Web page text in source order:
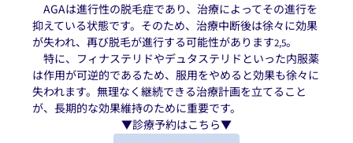
AGAは進行性の脱毛症であり、治療によってその進行を
抑えている状態です。そのため、治療中断後は徐々に効果
が失われ、再び脱毛が進行する可能性があります2,5。
特に、フィナステリドやデュタステリドといった内服薬
は作用が可逆的であるため、服用をやめると効果も徐々に
失われます。無理なく継続できる治療計画を立てること
が、長期的な効果維持のために重要です。
▼診療予約はこちら▼